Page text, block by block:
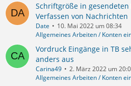
Schriftgröße in
Verfassen von Nachrichten
Date
10. Mai 2022 um 08:34
Allgemeines Arbeiten / Konten
Vordruck Eingänge in TB
anders aus
Carina49
2. März 2022 um
Allgemeines Arbeiten / Konten